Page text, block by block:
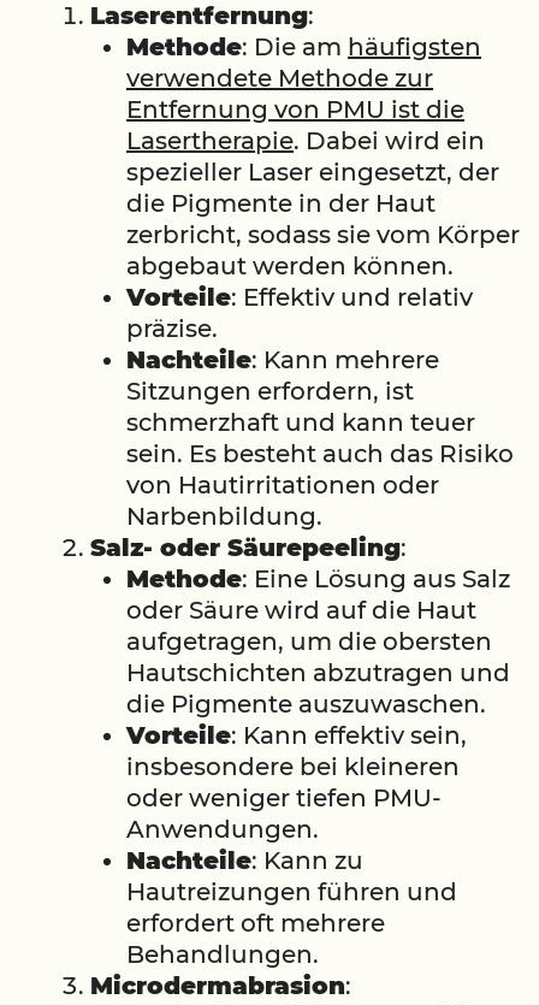
Laserentfernung:
Methode: Die am häufigsten
verwendete Methode zur
Entfernung von PMU ist die
Lasertherapie. Dabei wird ein
spezieller Laser eingesetzt, der
die Pigmente in der Haut
zerbricht, sodass sie vom Körper
abgebaut werden können.
Vorteile: Effektiv und relativ
präzise.
Nachteile: Kann mehrere
Sitzungen erfordern, ist
schmerzhaft und kann teuer
sein. Es besteht auch das Risiko
von Hautirritationen oder
Narbenbildung.
Salz- oder Säurepeeling:
Methode: Eine Lösung aus Salz
oder Säure wird auf die Haut
aufgetragen, um die obersten
Hautschichten abzutragen und
die Pigmente auszuwaschen.
Vorteile: Kann effektiv sein,
insbesondere bei kleineren
oder weniger tiefen PMU-
Anwendungen.
Nachteile: Kann zu
Hautreizungen führen und
erfordert oft mehrere
Behandlungen.
Microdermabrasion: